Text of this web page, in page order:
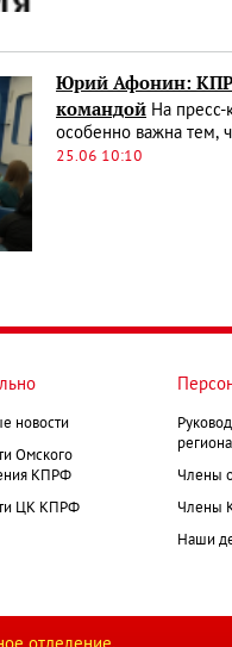
Юрий Афонин:
командой На пресс-
особенно важна тем,
25.06 10:10
новости
Омского
КПРФ
ЦК КПРФ
Члены
Члены
Наши